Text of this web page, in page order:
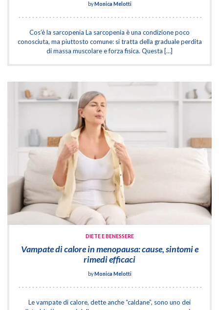
byMonica Melotti
Cos’è la sarcopenia La sarcopenia è una condizione poco
conosciuta, ma piuttosto comune: si tratta della graduale perdita
di massa muscolare e forza fisica. Questa […]
DIETE E BENESSERE
Vampate di calore in menopausa: cause, sintomi e
rimedi efficaci
byMonica Melotti
Le vampate di calore, dette anche “caldane”, sono uno dei